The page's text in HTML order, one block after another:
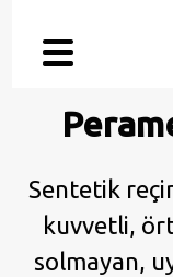
Sentetik
kuvvetli,
solmayan,